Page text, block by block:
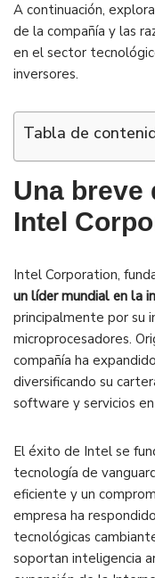
A continuación,
de la compañía y las
en el sector
inversores.
Tabla de
Una breve
Intel
Intel Corporation,
un líder mundial en la
principalmente por su
microprocesadores.
compañía ha
diversificando su
software y servicios
El éxito de Intel se
tecnología de
eficiente y un
empresa ha
tecnológicas
soportan inteligencia